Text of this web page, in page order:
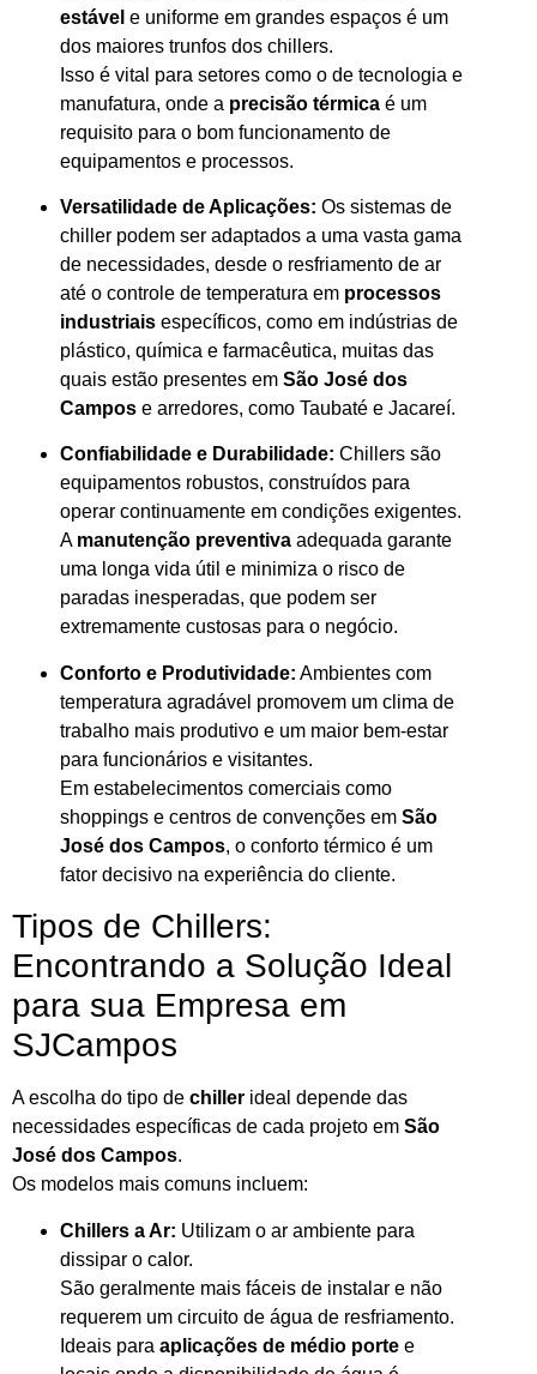
estável e uniforme em grandes espaços é um
dos maiores trunfos dos chillers.
Isso é vital para setores como o de tecnologia e
manufatura, onde a precisão térmica é um
requisito para o bom funcionamento de
equipamentos e processos.
Versatilidade de Aplicações: Os sistemas de
chiller podem ser adaptados a uma vasta gama
de necessidades, desde o resfriamento de ar
até o controle de temperatura em processos
industriais específicos, como em indústrias de
plástico, química e farmacêutica, muitas das
quais estão presentes em São José dos
Campos e arredores, como Taubaté e Jacareí.
Confiabilidade e Durabilidade: Chillers são
equipamentos robustos, construídos para
operar continuamente em condições exigentes.
A manutenção preventiva adequada garante
uma longa vida útil e minimiza o risco de
paradas inesperadas, que podem ser
extremamente custosas para o negócio.
Conforto e Produtividade: Ambientes com
temperatura agradável promovem um clima de
trabalho mais produtivo e um maior bem-estar
para funcionários e visitantes.
Em estabelecimentos comerciais como
shoppings e centros de convenções em São
José dos Campos, o conforto térmico é um
fator decisivo na experiência do cliente.
Tipos de Chillers:
Encontrando a Solução Ideal
para sua Empresa em
SJCampos
A escolha do tipo de chiller ideal depende das
necessidades específicas de cada projeto em São
José dos Campos.
Os modelos mais comuns incluem:
Chillers a Ar: Utilizam o ar ambiente para
dissipar o calor.
São geralmente mais fáceis de instalar e não
requerem um circuito de água de resfriamento.
Ideais para aplicações de médio porte e